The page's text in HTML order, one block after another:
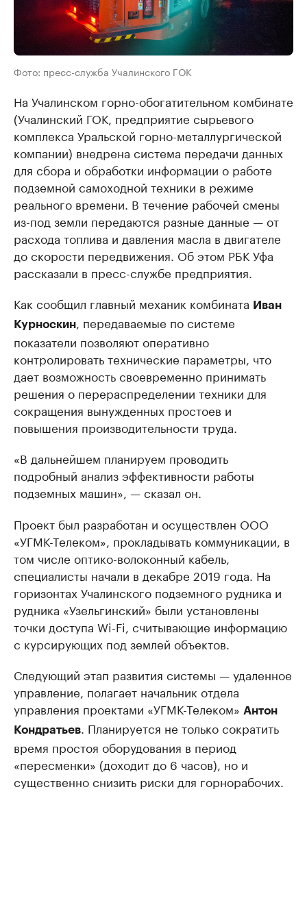
Фото: пресс-служба Учалинского ГОК
На Учалинском горно-обогатительном комбинате
(Учалинский ГОК, предприятие сырьевого
комплекса Уральской горно-металлургической
компании) внедрена система передачи данных
для сбора и обработки информации о работе
подземной самоходной техники в режиме
реального времени. В течение рабочей смены
из-под земли передаются разные данные — от
расхода топлива и давления масла в двигателе
до скорости передвижения. Об этом РБК Уфа
рассказали в пресс-службе предприятия.
Как сообщил главный механик комбината Иван
Курноскин, передаваемые по системе
показатели позволяют оперативно
контролировать технические параметры, что
дает возможность своевременно принимать
решения о перераспределении техники для
сокращения вынужденных простоев и
повышения производительности труда.
«В дальнейшем планируем проводить
подробный анализ эффективности работы
подземных машин», — сказал он.
Проект был разработан и осуществлен ООО
«УГМК-Телеком», прокладывать коммуникации, в
том числе оптико-волоконный кабель,
специалисты начали в декабре 2019 года. На
горизонтах Учалинского подземного рудника и
рудника «Узельгинский» были установлены
точки доступа Wi-Fi, считывающие информацию
с курсирующих под землей объектов.
Следующий этап развития системы — удаленное
управление, полагает начальник отдела
управления проектами «УГМК-Телеком» Антон
Кондратьев. Планируется не только сократить
время простоя оборудования в период
«пересменки» (доходит до 6 часов), но и
существенно снизить риски для горнорабочих.